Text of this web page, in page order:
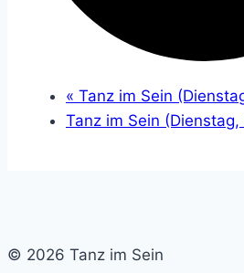
« Tanz im Sein
Tanz im Sein (Dienstag,
© 2026 Tanz im Sein